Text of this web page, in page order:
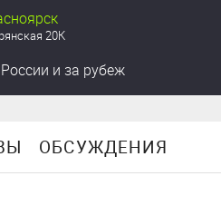
20К
и за рубеж
ОБСУЖДЕНИЯ